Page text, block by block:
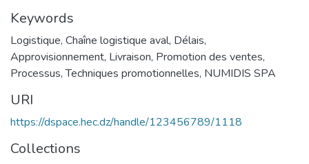
Keywords
Logistique, Chaîne logistique aval, Délais,
Approvisionnement, Livraison, Promotion des ventes,
Processus,Techniques promotionnelles, NUMIDIS SPA
URI
https://dspace.hec.dz/handle/123456789/1118
Collections